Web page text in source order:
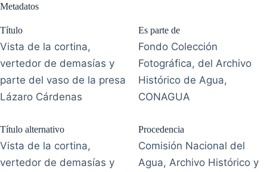
Metadatos
Título
Vista de la cortina,
vertedor de demasías y
parte del vaso de la presa
Lázaro Cárdenas
Título alternativo
Vista de la cortina,
vertedor de demasías y
Es parte de
Fondo Colección
Fotográfica, del Archivo
Histórico de Agua,
CONAGUA
Procedencia
Comisión Nacional del
Agua, Archivo Histórico y